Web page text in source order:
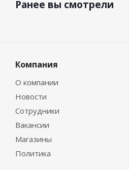
Ранее вы смотрели
Компания
О компании
Новости
Сотрудники
Вакансии
Магазины
Политика